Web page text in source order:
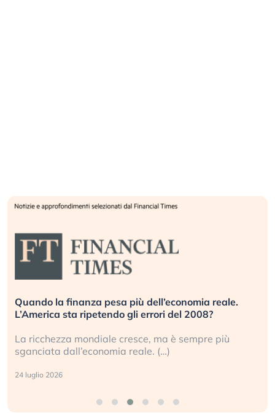
dell’economia reale.
errori del 2008?
ma è sempre più
(…)
Russia e Cina pronti a
investitori stanno
Gli investitori tech
geopolitico: il (…)